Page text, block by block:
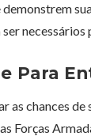
Para
chances de
Forças